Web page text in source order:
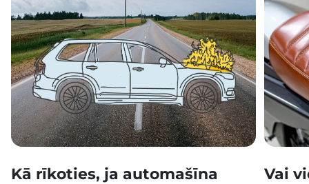
Kā rīkoties, ja automašīna
Vai